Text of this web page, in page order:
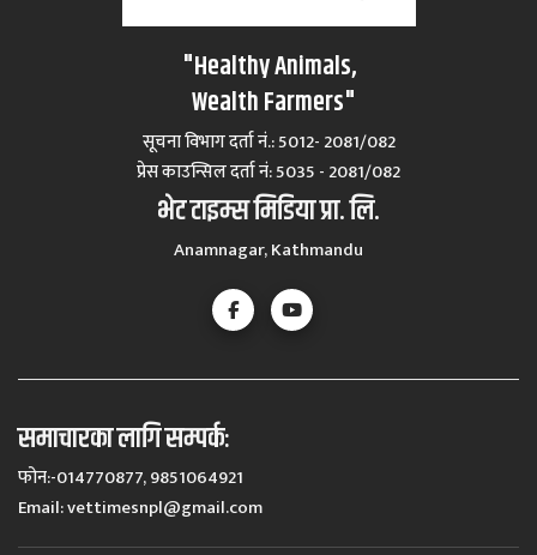
"Healthy Animals,
Wealth Farmers"
सूचना विभाग दर्ता नं.: 5012- 2081/082
प्रेस काउन्सिल दर्ता नं‍: 5035 - 2081/082
भेट टाइम्स मिडिया प्रा. लि.
Anamnagar, Kathmandu
समाचारका लागि सम्पर्कः
फोन:-014770877, 9851064921
Email:vettimesnpl@gmail.com